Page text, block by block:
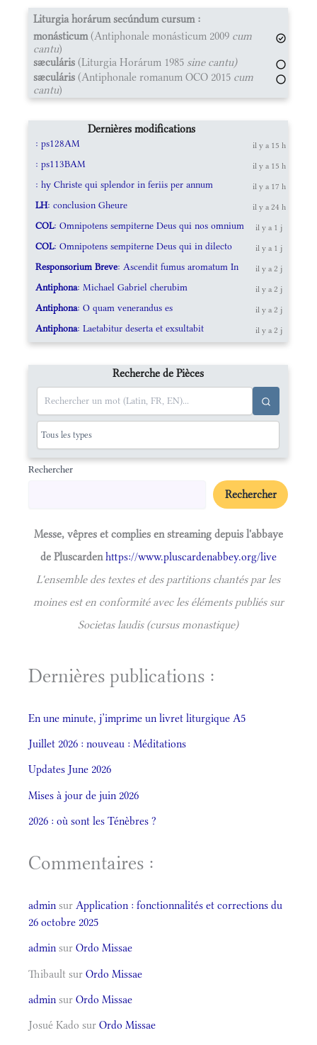
Liturgia horárum secúndum cursum :
monásticum(Antiphonale monásticum 2009 cum
cantu)
sæculáris (Liturgia Horárum 1985 sine cantu)
sæculáris (Antiphonale romanum OCO 2015 cum
cantu)
Dernières modifications
: ps128AM il y a 15 h
: ps113BAM il y a 15 h
: hy Christe qui splendor in feriis per annum il y a 17 h
LH: conclusion Gheure il y a 24 h
COL: Omnipotens sempiterne Deus qui nos omnium il y a 1 j
COL: Omnipotens sempiterne Deus qui in dilecto il y a 1 j
Responsorium Breve: Ascendit fumus aromatum In il y a 2 j
Antiphona: Michael Gabriel cherubim il y a 2 j
Antiphona: O quam venerandus es il y a 2 j
Antiphona: Laetabitur deserta et exsultabit il y a 2 j
Recherche de Pièces
Rechercher
Rechercher
Messe, vêpres et complies en streaming depuis l'abbaye
de Pluscardenhttps://www.pluscardenabbey.org/live
L'ensemble des textes et des partitions chantés par les
moines est en conformité avec les éléments publiés sur
Societas laudis (cursus monastique)
Dernières publications :
En une minute, j’imprime un livret liturgique A5
Juillet 2026 : nouveau : Méditations
Updates June 2026
Mises à jour de juin 2026
2026 : où sont les Ténèbres ?
Commentaires :
admin sur Application : fonctionnalités et corrections du
26 octobre 2025
admin sur Ordo Missae
Thibault sur Ordo Missae
admin sur Ordo Missae
Josué Kado sur Ordo Missae